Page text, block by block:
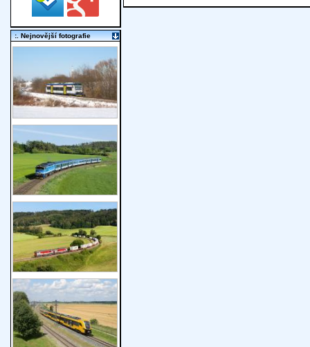
:. Nejnovější fotografie